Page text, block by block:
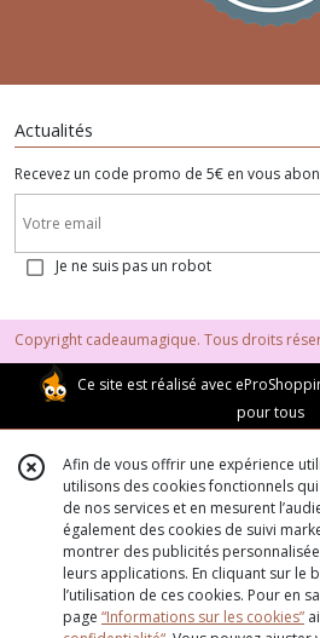
Actualités
Recevez un code promo de 5€ en vous
Je ne suis pas un robot
Copyright cadeaumagique. Tous droits
Ce site est réalisé avec
pour tous
Afin de vous offrir une expérience
utilisons des cookies fonctionnels
de nos services et en mesurent
également des cookies de suivi
montrer des publicités
leurs applications. En cliquant sur le
l’utilisation de ces cookies. Pour en
page “Informations sur les cookies”